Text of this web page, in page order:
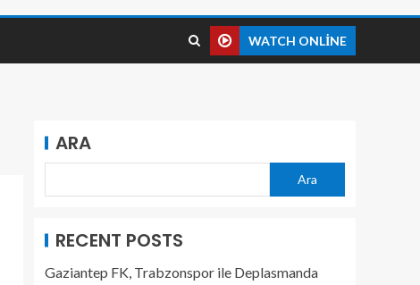
WATCH ONLINE
ARA
Ara
RECENT POSTS
Gaziantep FK, Trabzonspor ile Deplasmanda